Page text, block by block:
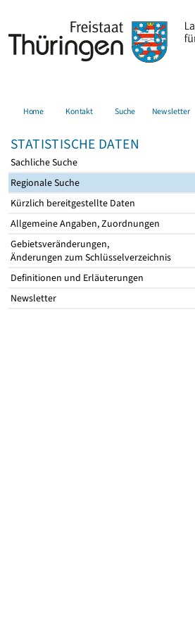
Home Kontakt Suche Newsletter
STATISTISCHE DATEN
Sachliche Suche
Regionale Suche
Kürzlich bereitgestellte Daten
Allgemeine Angaben, Zuordnungen
Gebietsveränderungen,
Änderungen zum Schlüsselverzeichnis
Definitionen und Erläuterungen
Newsletter